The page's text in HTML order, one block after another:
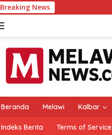
Breaking News
Beranda Melawi Kalbar
Indeks Berita Terms of Service